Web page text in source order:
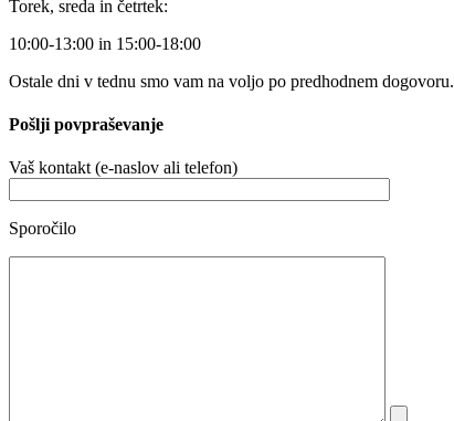
Torek, sreda in četrtek:
10:00-13:00 in 15:00-18:00
Ostale dni v tednu smo vam na voljo po predhodnem dogovoru.
Pošlji povpraševanje
Vaš kontakt (e-naslov ali telefon)
Sporočilo